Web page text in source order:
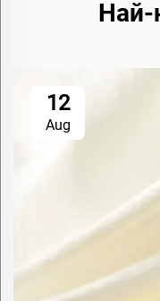
Най-
12
Aug